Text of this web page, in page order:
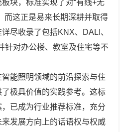
块，标准实现了对“有线+无
而这正是易来长期深耕并取得
尽收录了包括KNX、DALI、
针对办公楼、教室及住宅等不
能照明领域的前沿探索与住
极具价值的实践参考。这标
已成为行业推荐标准，充分
发展方向上的话语权与权威